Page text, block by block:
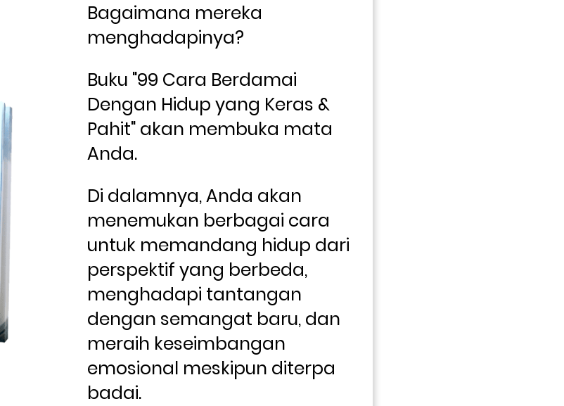
Bagaimana mereka
menghadapinya?
Buku "99 Cara Berdamai
Dengan Hidup yang Keras &
Pahit" akan membuka mata
Anda.
Di dalamnya, Anda akan
menemukan berbagai cara
untuk memandang hidup dari
perspektif yang berbeda,
menghadapi tantangan
dengan semangat baru, dan
meraih keseimbangan
emosional meskipun diterpa
badai.